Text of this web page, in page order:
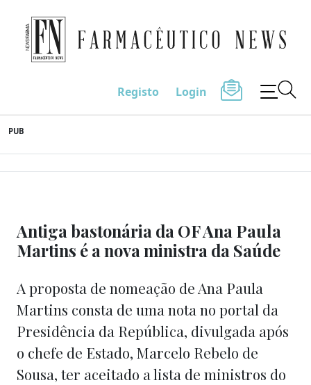
to
content
Farmacêutico News
Registo Login
PUB
Antiga bastonária da OF Ana Paula
Martins é a nova ministra da Saúde
A proposta de nomeação de Ana Paula
Martins consta de uma nota no portal da
Presidência da República, divulgada após
o chefe de Estado, Marcelo Rebelo de
Sousa, ter aceitado a lista de ministros do